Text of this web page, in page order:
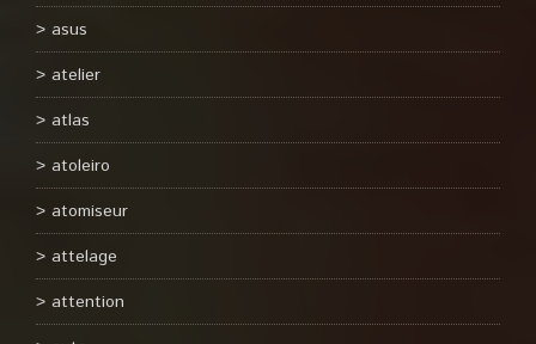
asus
atelier
atlas
atoleiro
atomiseur
attelage
attention